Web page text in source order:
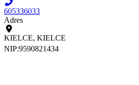
605336033
Adres
KIELCE, KIELCE
NIP:9590821434